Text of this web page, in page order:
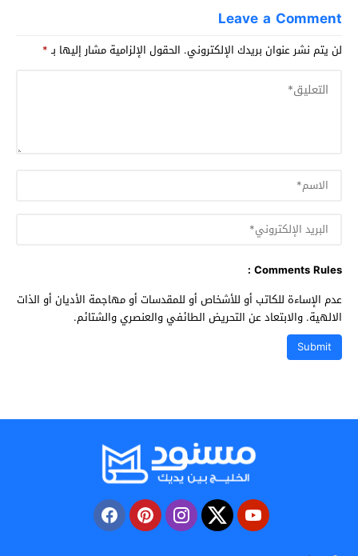
Leave a Comment
لن يتم نشر عنوان بريدك الإلكتروني. الحقول الإلزامية مشار إليها بـ*
Comments Rules :
عدم الإساءة للكاتب أو للأشخاص أو للمقدسات أو مهاجمة الأديان أو الذات
الالهية. والابتعاد عن التحريض الطائفي والعنصري والشتائم.